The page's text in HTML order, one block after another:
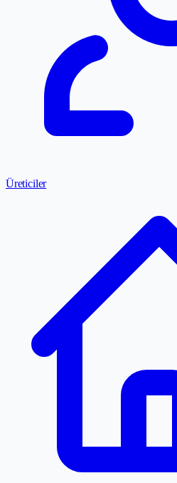
Üreticiler